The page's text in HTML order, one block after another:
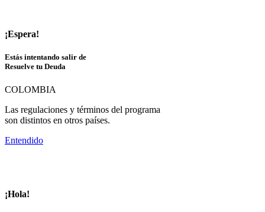
¡Espera!
Estás intentando salir de
Resuelve tu Deuda
COLOMBIA
Las regulaciones y términos del programa
son distintos en otros países.
Entendido
¡Hola!